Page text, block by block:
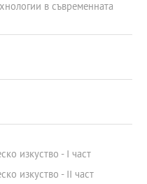
в съвременната
изкуство - І част
изкуство - ІІ част